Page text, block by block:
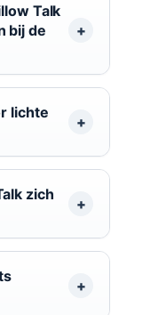
Talk
bij de
lichte
zich